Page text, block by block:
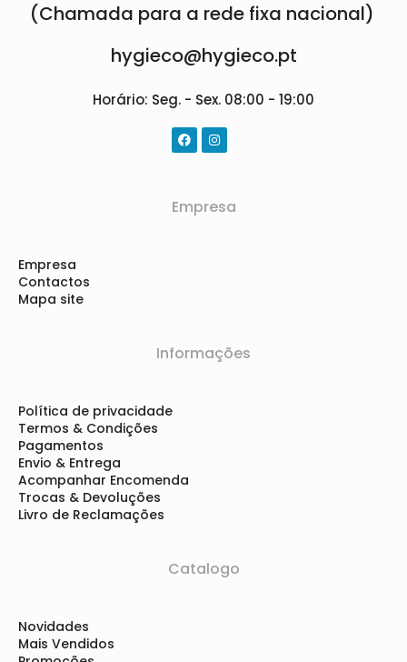
(Chamada para a rede fixa nacional)
hygieco@hygieco.pt
Horário: Seg. - Sex. 08:00 - 19:00
Empresa
Empresa
Contactos
Mapa site
Informações
Política de privacidade
Termos & Condições
Pagamentos
Envio & Entrega
Acompanhar Encomenda
Trocas & Devoluções
Livro de Reclamações
Catalogo
Novidades
Mais Vendidos